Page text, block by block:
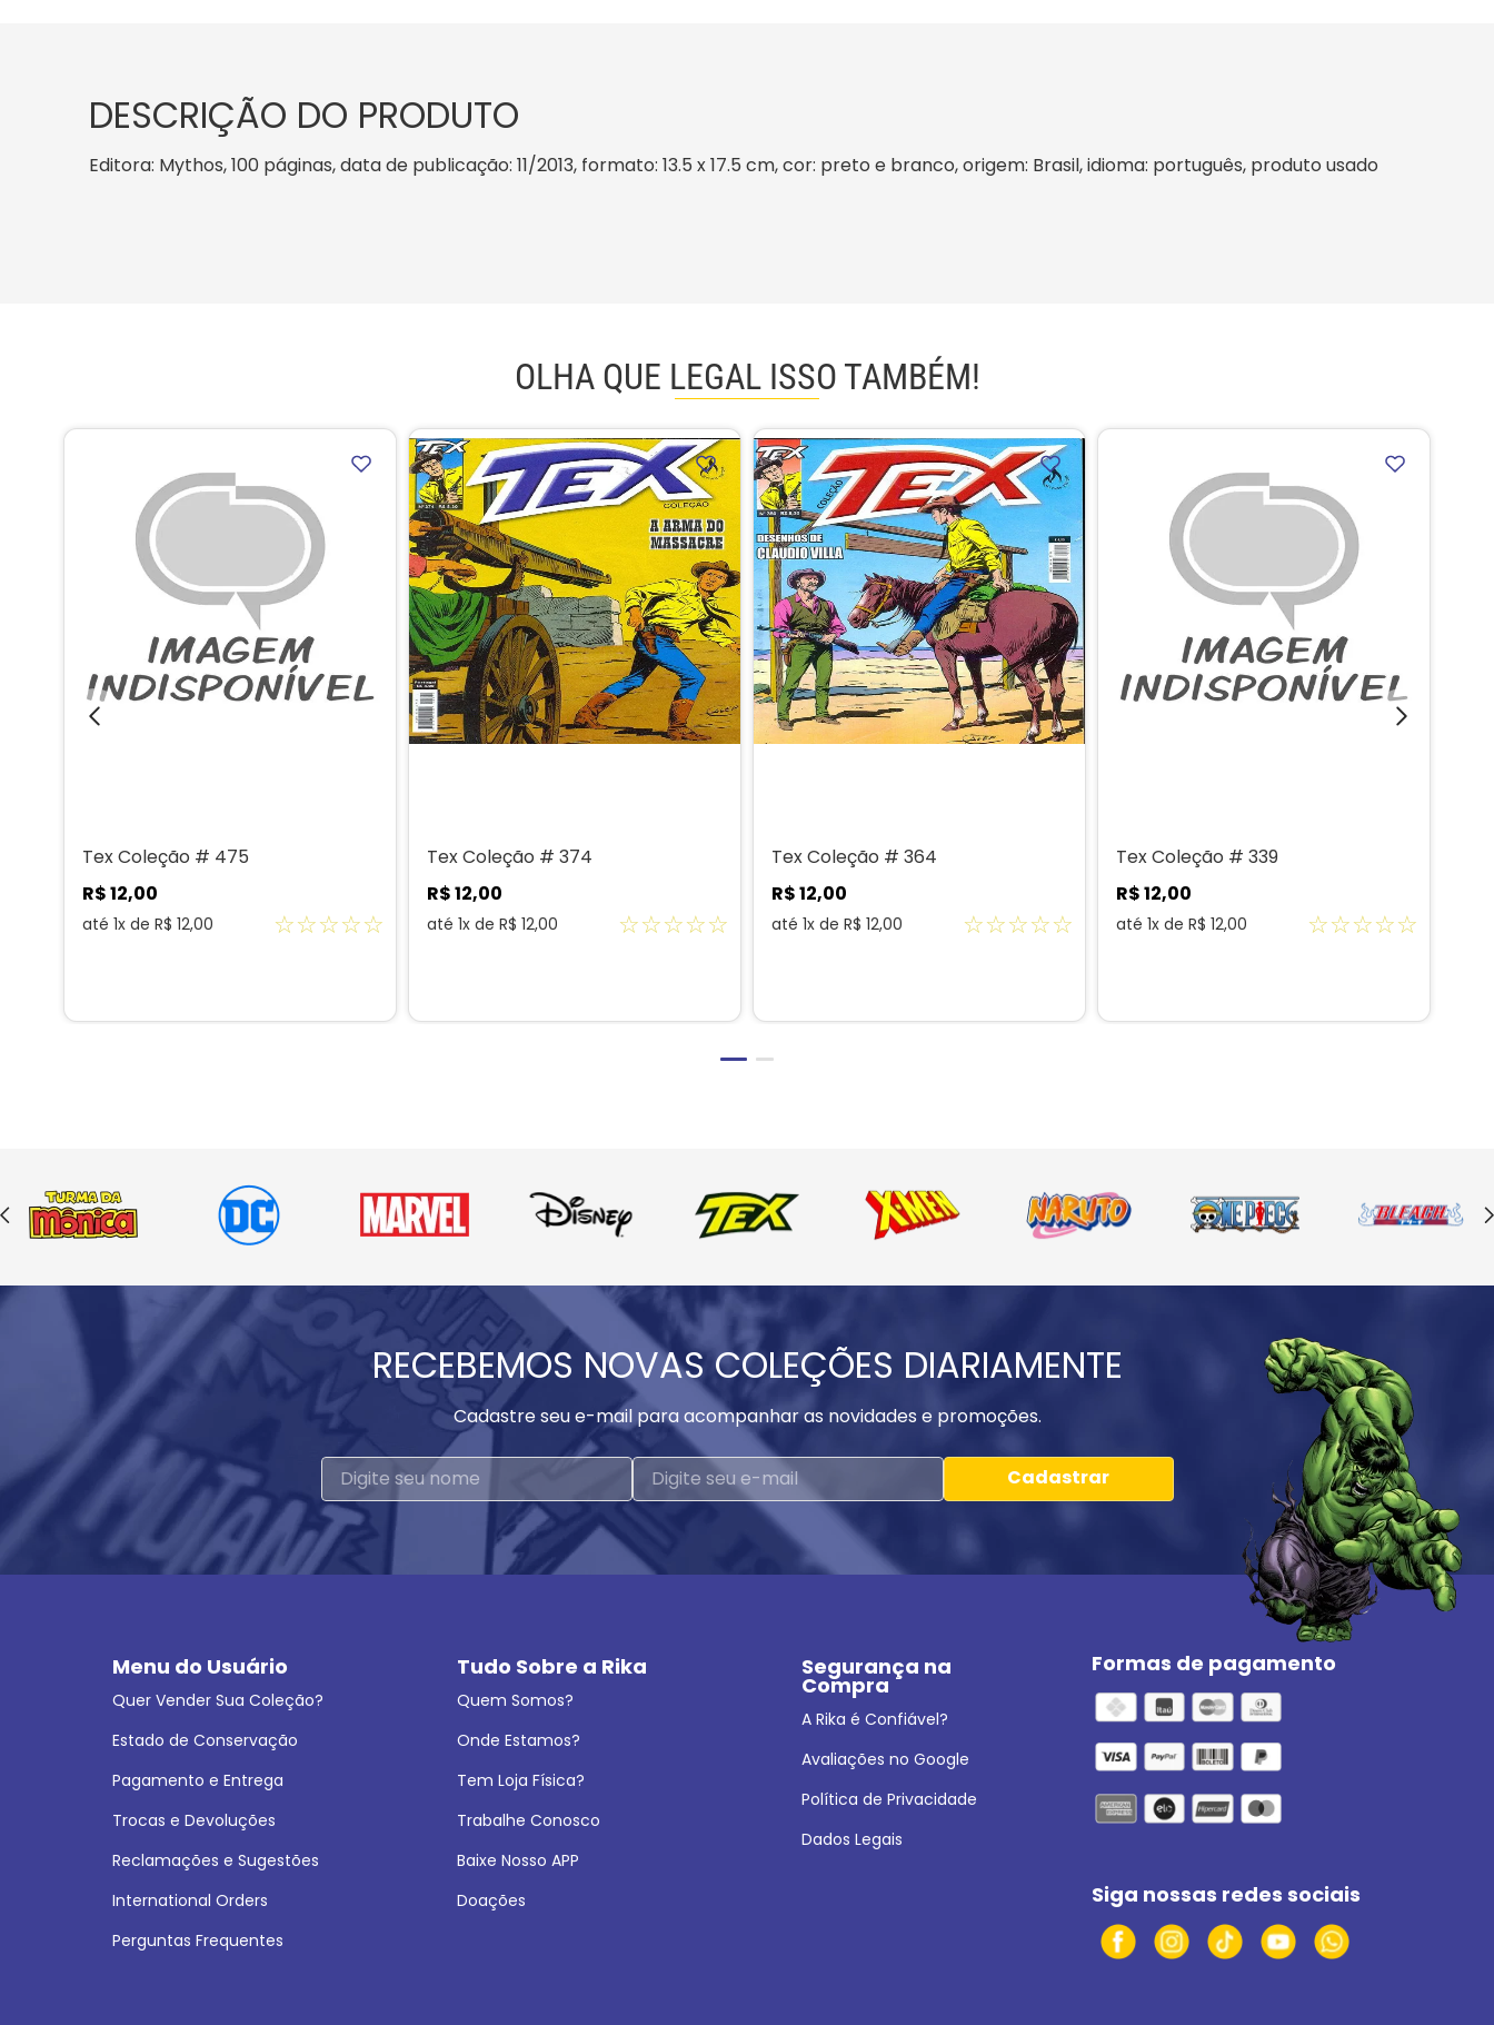
DESCRIÇÃO DO PRODUTO
Editora: Mythos, 100 páginas, data de publicação: 11/2013, formato: 13.5 x 17.5 cm, cor: preto e branco, origem: Brasil, idioma: português, produto usado
OLHA QUE LEGAL ISSO TAMBÉM!
Tex Coleção # 475
R$12,00
até 1x de R$ 12,00 ☆☆☆☆☆
Tex Coleção # 374
R$12,00
até 1x de R$ 12,00 ☆☆☆☆☆
Tex Coleção # 364
R$12,00
até 1x de R$ 12,00 ☆☆☆☆☆
Tex Coleção # 339
R$12,00
até 1x de R$ 12,00 ☆☆☆☆☆
RECEBEMOS NOVAS COLEÇÕES DIARIAMENTE
Cadastre seu e-mail para acompanhar as novidades e promoções.
Cadastrar
Menu do Usuário
Quer Vender Sua Coleção?
Estado de Conservação
Pagamento e Entrega
Trocas e Devoluções
Reclamações e Sugestões
International Orders
Perguntas Frequentes
Tudo Sobre a Rika
Quem Somos?
Onde Estamos?
Tem Loja Física?
Trabalhe Conosco
Baixe Nosso APP
Doações
Segurança na
Compra
A Rika é Confiável?
Avaliações no Google
Política de Privacidade
Dados Legais
Formas de pagamento
Siga nossas redes sociais